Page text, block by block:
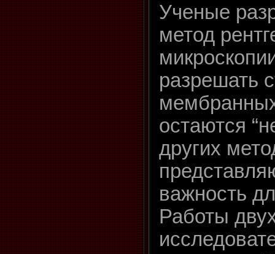
Ученые
метод
разрешать
остаются
других
важность
Работы